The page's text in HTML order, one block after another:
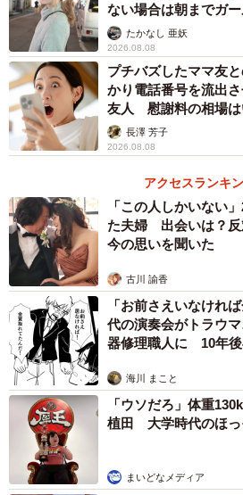
ない場合は朝までガ
ストに取材】
たかなし 亜妖
2026.08.08
プチバズしたママ友
かり電話番号を流出
友人 慰謝料の相場は
解説】長澤 芳子
2026.08.08
アクセスランキ
「この人しかいない
た夫婦 出会いは？
今の思いを聞いた
古川 諭香
「お前さえいなけれ
代の演奏会がトラウ
器修理職人に 10年後
海川 まこと
「ウソだろ」体重
植田 大学時代のほっ
まいどなメディア